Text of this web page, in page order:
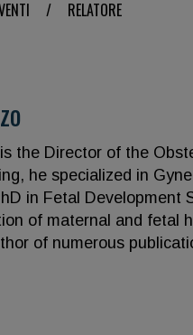
/ RELATORE
the Director of the
he specialized in
in Fetal Development
of maternal and fetal
of numerous